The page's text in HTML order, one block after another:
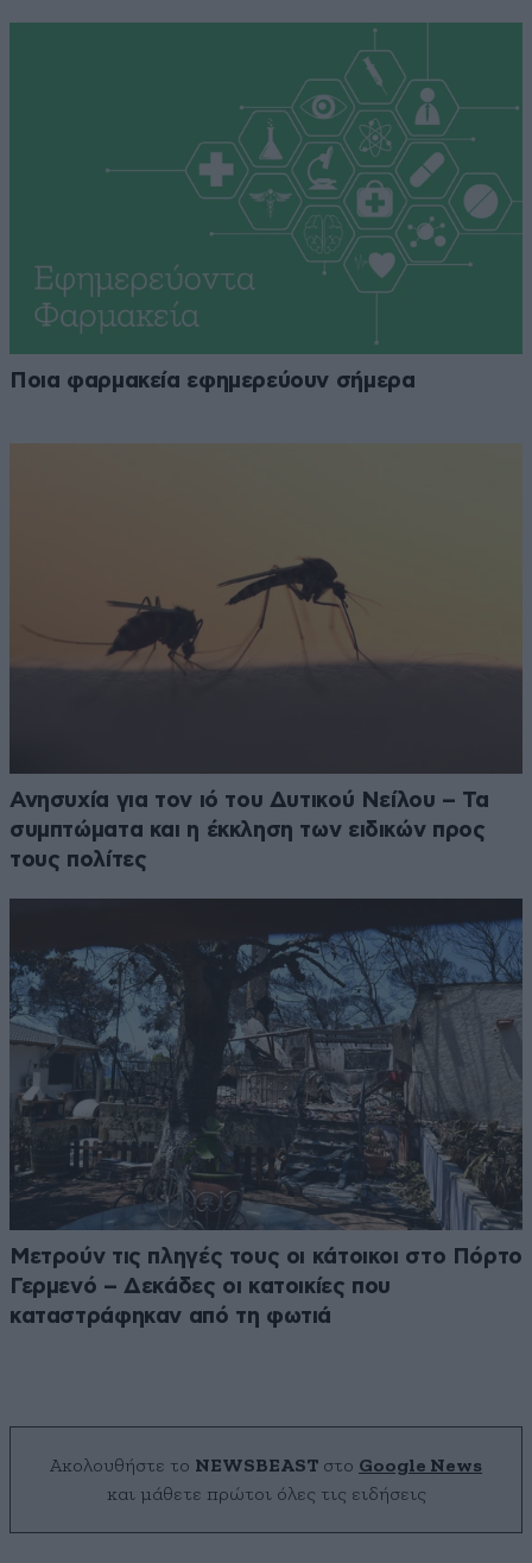
Ποια φαρμακεία εφημερεύουν σήμερα
Ανησυχία για τον ιό του Δυτικού Νείλου – Τα
συμπτώματα και η έκκληση των ειδικών προς
τους πολίτες
Μετρούν τις πληγές τους οι κάτοικοι στο Πόρτο
Γερμενό – Δεκάδες οι κατοικίες που
καταστράφηκαν από τη φωτιά
Ακολουθήστε το NEWSBEAST στο Google News
και μάθετε πρώτοι όλες τις ειδήσεις